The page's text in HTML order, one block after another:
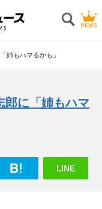
姉もハマるかも」
郎に「姉もハマ